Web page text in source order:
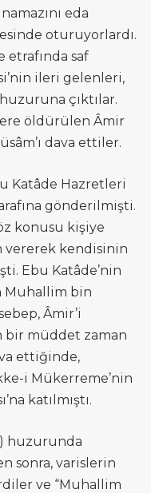
eda
oturuyorlardı.
etrafında saf
ileri gelenleri,
çıktılar.
öldürülen Âmir
dava ettiler.
Katâde Hazretleri
gönderilmişti.
konusu kişiye
vererek kendisinin
Ebu Katâde’nin
Muhallim bin
Âmir’i
bir müddet zaman
ettiğinde,
i Mükerreme’nin
katılmıştı.
huzurunda
sonra, varislerin
ve “Muhallim